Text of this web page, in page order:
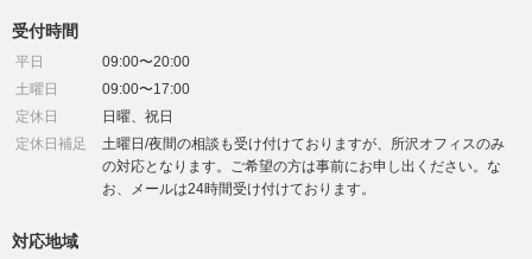
受付時間
平日
09:00〜20:00
土曜日
09:00〜17:00
定休日
日曜、祝日
定休日補足
土曜日/夜間の相談も受け付けておりますが、所沢オフィスのみ
の対応となります。ご希望の方は事前にお申し出ください。な
お、メールは24時間受け付けております。
対応地域